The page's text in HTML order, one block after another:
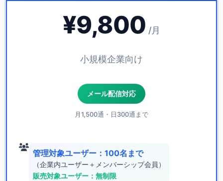
¥9,800 /月
小規模企業向け
メール配信対応
月1,500通・日300通まで
管理対象ユーザー：100名まで
（企業内ユーザー＋メンバーシップ会員）
販売対象ユーザー：無制限